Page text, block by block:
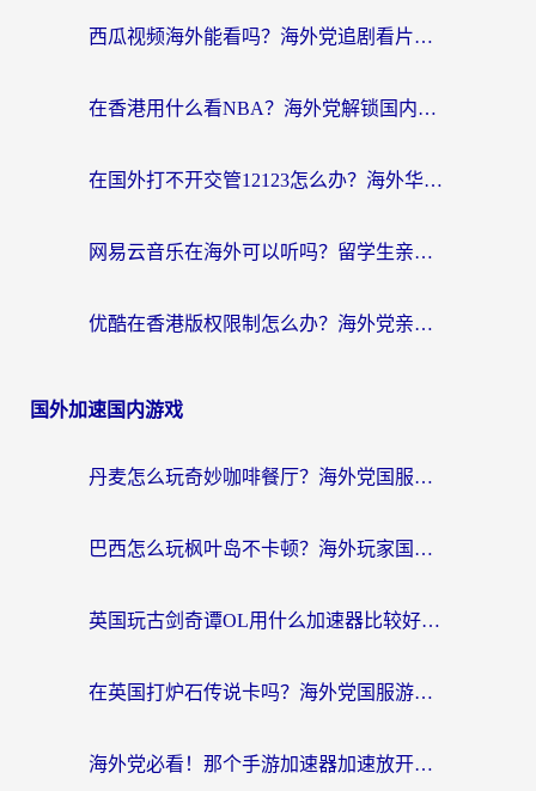
西瓜视频海外能看吗？海外党追剧看片的终极解决方案来了
在香港用什么看NBA？海外党解锁国内体育直播的终极攻略
在国外打不开交管12123怎么办？海外华人必看的回国加速全攻略
网易云音乐在海外可以听吗？留学生亲测有效的回国加速方案
优酷在香港版权限制怎么办？海外党亲测有效的追剧加速方案
国外加速国内游戏
丹麦怎么玩奇妙咖啡餐厅？海外党国服游戏加速全攻略（附灌篮高手元气骑士实测）
巴西怎么玩枫叶岛不卡顿？海外玩家国服游戏加速器终极指南（含战双野兽领主提速秘籍）
英国玩古剑奇谭OL用什么加速器比较好？留学生亲测有效的国服游戏加速指南
在英国打炉石传说卡吗？海外党国服游戏不卡顿的终极指南
海外党必看！那个手游加速器加速放开那三国3最好？一篇解决国服游戏卡顿难题